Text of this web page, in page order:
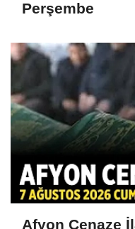
Perşembe
Afyon Cenaze